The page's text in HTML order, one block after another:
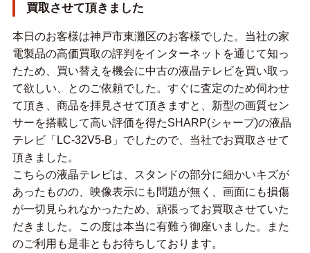
買取させて頂きました
本日のお客様は神戸市東灘区のお客様でした。当社の家
電製品の高価買取の評判をインターネットを通じて知っ
たため、買い替えを機会に中古の液晶テレビを買い取っ
て欲しい、とのご依頼でした。すぐに査定のため伺わせ
て頂き、商品を拝見させて頂きますと、新型の画質セン
サーを搭載して高い評価を得たSHARP(シャープ)の液晶
テレビ「LC-32V5-B」でしたので、当社でお買取させて
頂きました。
こちらの液晶テレビは、スタンドの部分に細かいキズが
あったものの、映像表示にも問題が無く、画面にも損傷
が一切見られなかったため、頑張ってお買取させていた
だきました。この度は本当に有難う御座いました。また
のご利用も是非ともお待ちしております。